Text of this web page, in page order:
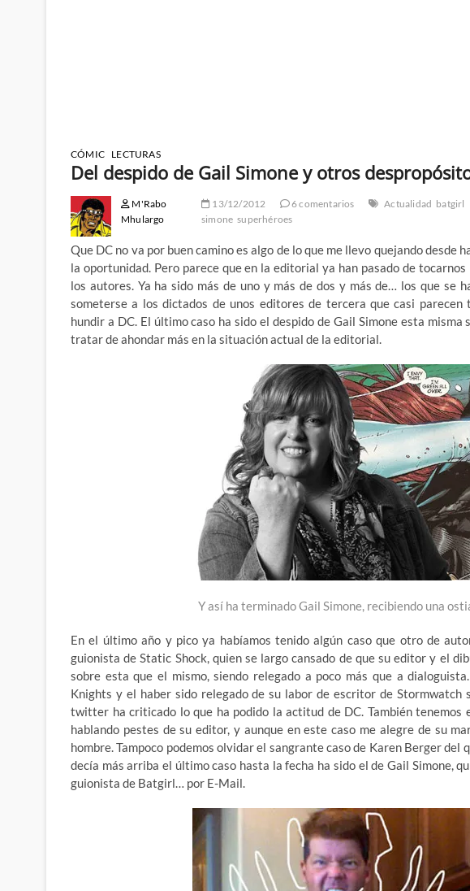
CÓMIC LECTURAS
Del despido de Gail Simone y otros
M'Rabo
Mhulargo
13/12/2012 6 comentarios Actualidad batgirl
simone superhéroes
Que DC no va por buen camino es algo de lo que me llevo quejando desde
la oportunidad. Pero parece que en la editorial ya han pasado de
los autores. Ya ha sido más de uno y más de dos y más de… los que se
someterse a los dictados de unos editores de tercera que casi parecen
hundir a DC. El último caso ha sido el despido de Gail Simone esta misma
tratar de ahondar más en la situación actual de la editorial.
Y así ha terminado Gail Simone, recibiendo una
En el último año y pico ya habíamos tenido algún caso que otro de
guionista de Static Shock, quien se largo cansado de que su editor y el
sobre esta que el mismo, siendo relegado a poco más que a
Knights y el haber sido relegado de su labor de escritor de
twitter ha criticado lo que ha podido la actitud de DC. También tenemos
hablando pestes de su editor, y aunque en este caso me alegre de su
hombre. Tampoco podemos olvidar el sangrante caso de Karen Berger del
decía más arriba el último caso hasta la fecha ha sido el de Gail Simone,
guionista de Batgirl… por E-Mail.